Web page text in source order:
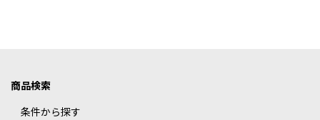
商品検索
条件から探す